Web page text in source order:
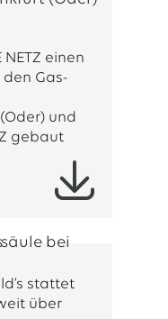
NETZ einen
Gas-
und
gebaut
stattet
über